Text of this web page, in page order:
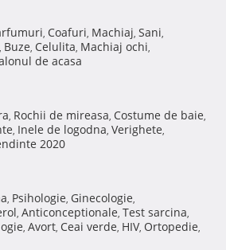
, Coafuri, Machiaj, Sani,
, Buze, Celulita, Machiaj ochi,
de acasa
, Rochii de mireasa, Costume de baie,
, Inele de logodna, Verighete,
2020
, Psihologie, Ginecologie,
, Anticonceptionale, Test sarcina,
, Avort, Ceai verde, HIV, Ortopedie,